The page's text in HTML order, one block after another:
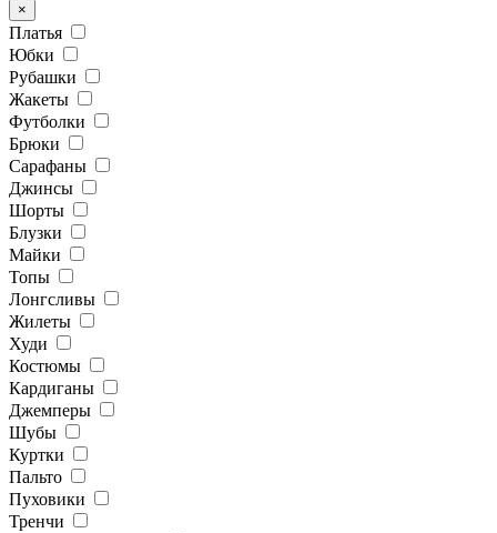
×
Платья
Юбки
Рубашки
Жакеты
Футболки
Брюки
Сарафаны
Джинсы
Шорты
Блузки
Майки
Топы
Лонгсливы
Жилеты
Худи
Костюмы
Кардиганы
Джемперы
Шубы
Куртки
Пальто
Пуховики
Тренчи